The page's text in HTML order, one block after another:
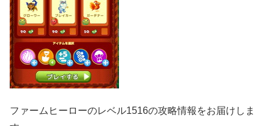
ファームヒーローのレベル1516の攻略情報をお届けしま